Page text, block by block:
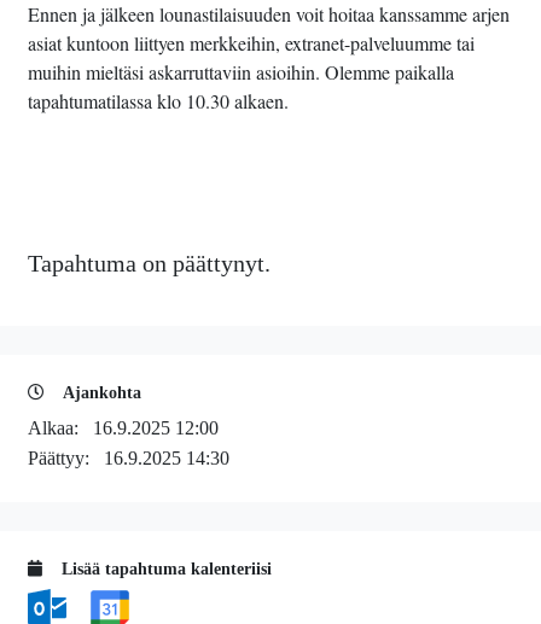
Ennen ja jälkeen lounastilaisuuden voit hoitaa kanssamme arjen
asiat kuntoon liittyen merkkeihin, extranet-palveluumme tai
muihin mieltäsi askarruttaviin asioihin. Olemme paikalla
tapahtumatilassa klo 10.30 alkaen.
Tapahtuma on päättynyt.
Ajankohta
Alkaa: 16.9.2025 12:00
Päättyy: 16.9.2025 14:30
Lisää tapahtuma kalenteriisi